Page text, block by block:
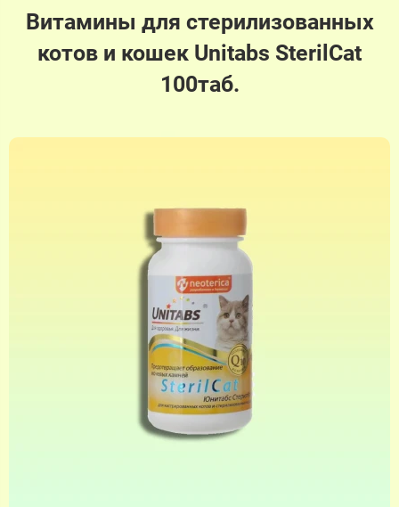
Витамины для стерилизованных
котов и кошек Unitabs SterilCat
100таб.